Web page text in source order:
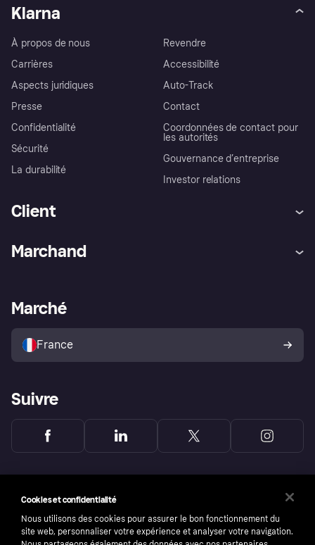
Klarna
À propos de nous
Carrières
Aspects juridiques
Presse
Confidentialité
Sécurité
La durabilité
Revendre
Accessibilité
Auto-Track
Contact
Coordonnées de contact pour
les autorités
Gouvernance d’entreprise
Investor relations
Client
Explorez les magasins
Politique de protection de
l’acheteur Klarna
Marchand
Portail Marchand
Marché
France
Suivre
Cookies et confidentialité
Nous utilisons des cookies pour assurer le bon fonctionnement du
site web, personnaliser votre expérience et analyser votre navigation.